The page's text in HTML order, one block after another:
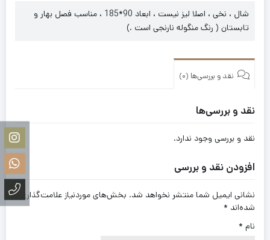
شال ، نخی ، اصلا لیز نیست ، ابعاد 90*185 ، مناسب فصل بهار و
تابستان ( رنگ منگوله نارنجی است .)
نقد و بررسی‌ها (0)
نقد و بررسی‌ها
نقد و بررسی وجود ندارد.
افزودن نقد و بررسی
نشانی ایمیل شما منتشر نخواهد شد. بخش‌های موردنیاز علامت‌گذاری
شده‌اند *
نام *